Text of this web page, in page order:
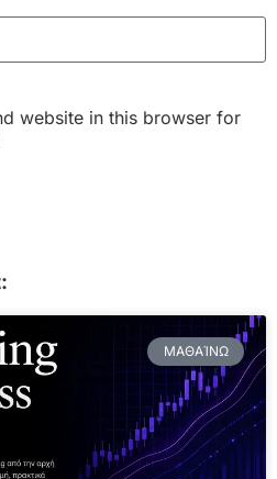
website in this browser for
ΜΑΘΑΊΝΩ